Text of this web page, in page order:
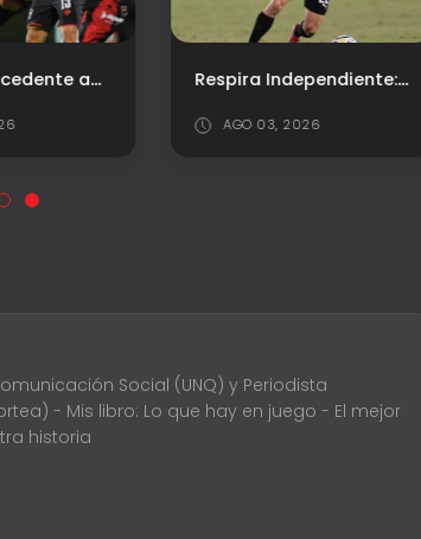
Último antecedente ante Newell's Respira Independiente: levantará la inhibición por Facundo Zabala
AGO 03, 2026
Social (UNQ) y Periodista
- Mis libro: Lo que hay en juego - El mejor
historia